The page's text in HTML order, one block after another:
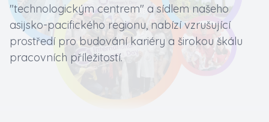
"technologickým centrem" a sídlem našeho
asijsko-pacifického regionu, nabízí vzrušující
prostředí pro budování kariéry a širokou škálu
pracovních příležitostí.